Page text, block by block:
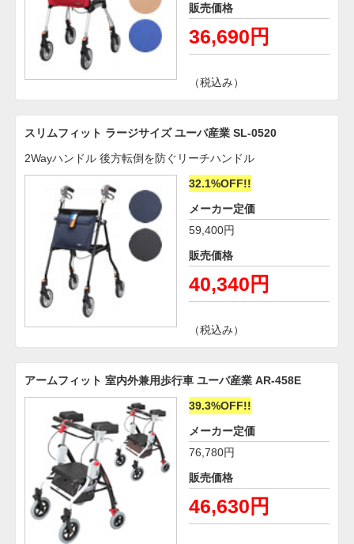
販売価格
36,690円
（税込み）
スリムフィット ラージサイズ ユーバ産業 SL-0520
2Wayハンドル 後方転倒を防ぐリーチハンドル
32.1%OFF!!
メーカー定価
59,400円
販売価格
40,340円
（税込み）
アームフィット 室内外兼用歩行車 ユーバ産業 AR-458E
39.3%OFF!!
メーカー定価
76,780円
販売価格
46,630円